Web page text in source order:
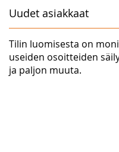
Uudet asiakkaat
Tilin luomisesta on
useiden osoitteiden
ja paljon muuta.